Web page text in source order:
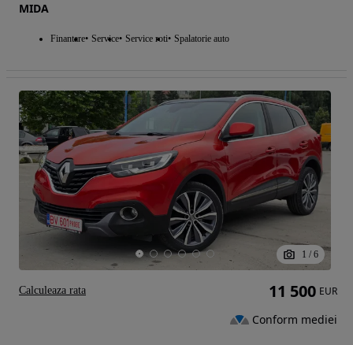
MIDA
Finantare Service Service roti Spalatorie auto
1 / 6
11 500 EUR
Conform mediei
Calculeaza rata